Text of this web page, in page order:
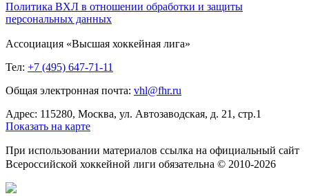
Политика ВХЛ в отношении обработки и защиты
персональных данных
Ассоциация «Высшая хоккейная лига»
Тел: +7 (495) 647-71-11
Общая электронная почта: vhl@fhr.ru
Адрес: 115280, Москва, ул. Автозаводская, д. 21, стр.1
Показать на карте
При использовании материалов ссылка на официальный сайт
Всероссийской хоккейной лиги обязательна © 2010-2026